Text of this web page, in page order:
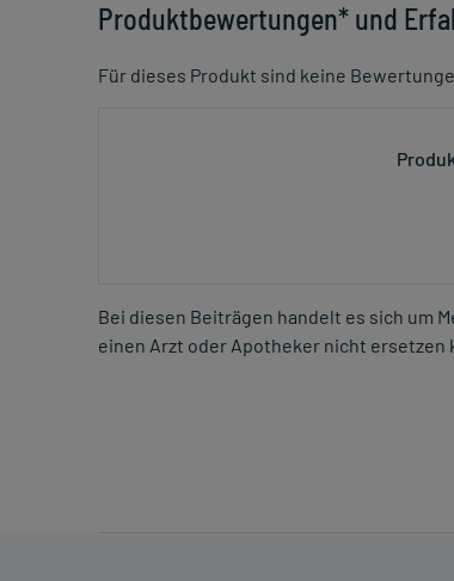
Produktbewertungen* und
Für dieses Produkt sind keine
Bei diesen Beiträgen handelt es sich um
einen Arzt oder Apotheker nicht ersetzen